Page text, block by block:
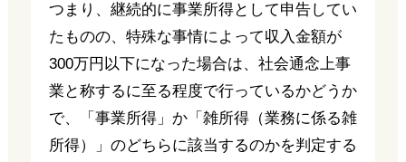
つまり、継続的に事業所得として申告してい
たものの、特殊な事情によって収入金額が
300万円以下になった場合は、社会通念上事
業と称するに至る程度で行っているかどうか
で、「事業所得」か「雑所得（業務に係る雑
所得）」のどちらに該当するのかを判定する